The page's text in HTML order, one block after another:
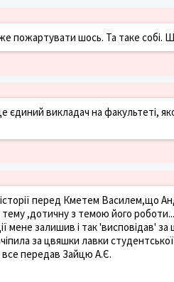
пожартувати шось. Та таке собі.
єдиний викладач на факультеті,
перед Кметем Василем,що
тему ,дотичну з темою його
мене залишив і так 'висповідав'
за цвяшки лавки
передав Зайцю А.Є.